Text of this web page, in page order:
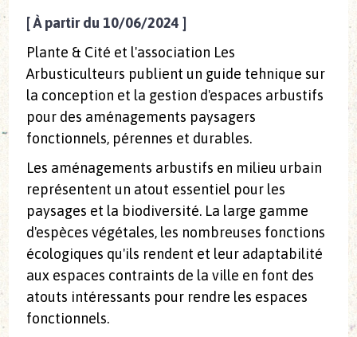
[À partir du 10/06/2024 ]
Plante & Cité et l'association Les
Arbusticulteurs publient un guide tehnique sur
la conception et la gestion d'espaces arbustifs
pour des aménagements paysagers
fonctionnels, pérennes et durables.
Les aménagements arbustifs en milieu urbain
représentent un atout essentiel pour les
paysages et la biodiversité. La large gamme
d'espèces végétales, les nombreuses fonctions
écologiques qu'ils rendent et leur adaptabilité
aux espaces contraints de la ville en font des
atouts intéressants pour rendre les espaces
fonctionnels.